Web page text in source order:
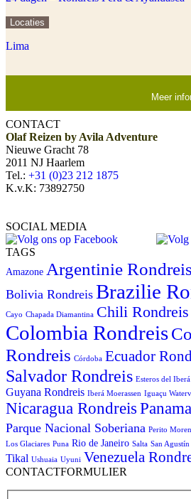
Locaties
Lima
Meer
CONTACT
Olaf Reizen by Avila Adventure
Nieuwe Gracht 78
2011 NJ Haarlem
Tel.: +31 (0)23 212 1875
K.v.K: 73892750
SOCIAL MEDIA
TAGS
Amazone Argentinie Rondreis
Bolivia Rondreis Brazilie
Cayo Chapada Diamantina Chili Rondreis
Colombia Rondreis
Rondreis Córdoba Ecuador
Salvador Rondreis Esteros del Iberá
Guyana Rondreis Iberá Moerassen Iguaçu
Nicaragua Rondreis
Parque Nacional Soberiana Perito
Los Glaciares Puna Rio de Janeiro Salta San Agustín
Tikal Ushuaia Uyuni Venezuela
CONTACTFORMULIER